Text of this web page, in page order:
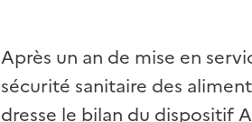
Après un an de mise en
sécurité sanitaire des
dresse le bilan du dispositif